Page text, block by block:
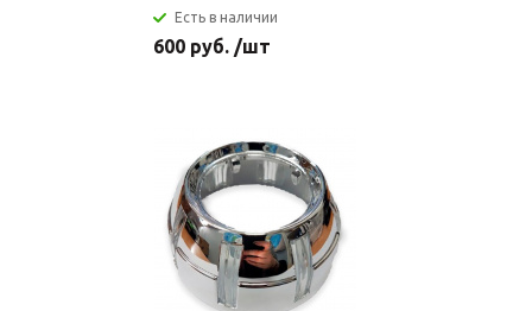
Есть в наличии
600 руб. /шт